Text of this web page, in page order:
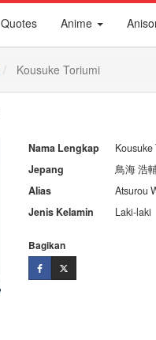
Quotes Anime
Kousuke Toriumi
Nama Lengkap
Kousuke
Jepang
鳥海 浩
Alias
Atsurou
Jenis Kelamin
Laki-laki
Bagikan